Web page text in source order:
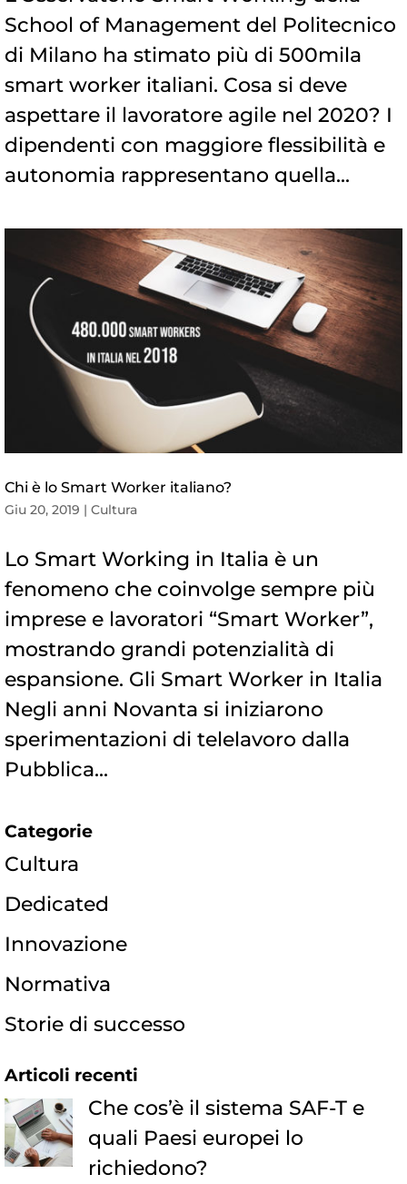
School of Management del Politecnico
di Milano ha stimato più di 500mila
smart worker italiani. Cosa si deve
aspettare il lavoratore agile nel 2020? I
dipendenti con maggiore flessibilità e
autonomia rappresentano quella...
Chi è lo Smart Worker italiano?
Giu 20, 2019 | Cultura
Lo Smart Working in Italia è un
fenomeno che coinvolge sempre più
imprese e lavoratori “Smart Worker”,
mostrando grandi potenzialità di
espansione. Gli Smart Worker in Italia
Negli anni Novanta si iniziarono
sperimentazioni di telelavoro dalla
Pubblica...
Categorie
Cultura
Dedicated
Innovazione
Normativa
Storie di successo
Articoli recenti
Che cos’è il sistema SAF-T e
quali Paesi europei lo
richiedono?